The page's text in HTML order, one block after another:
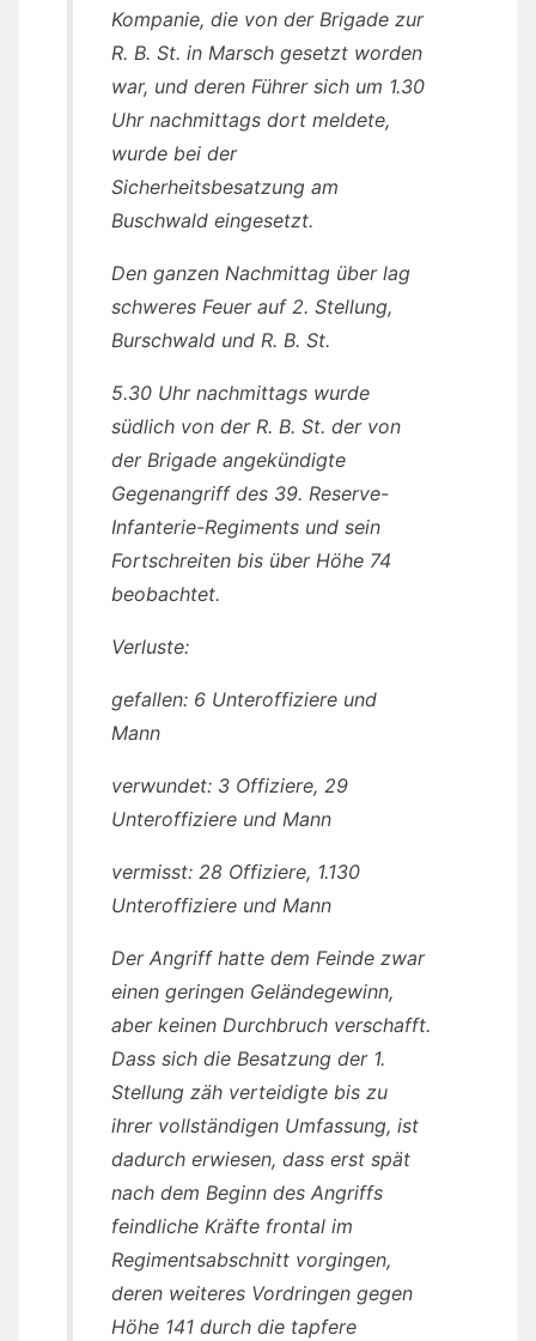
Kompanie, die von der Brigade zur
R. B. St. in Marsch gesetzt worden
war, und deren Führer sich um 1.30
Uhr nachmittags dort meldete,
wurde bei der
Sicherheitsbesatzung am
Buschwald eingesetzt.
Den ganzen Nachmittag über lag
schweres Feuer auf 2. Stellung,
Burschwald und R. B. St.
5.30 Uhr nachmittags wurde
südlich von der R. B. St. der von
der Brigade angekündigte
Gegenangriff des 39. Reserve-
Infanterie-Regiments und sein
Fortschreiten bis über Höhe 74
beobachtet.
Verluste:
gefallen: 6 Unteroffiziere und
Mann
verwundet: 3 Offiziere, 29
Unteroffiziere und Mann
vermisst: 28 Offiziere, 1.130
Unteroffiziere und Mann
Der Angriff hatte dem Feinde zwar
einen geringen Geländegewinn,
aber keinen Durchbruch verschafft.
Dass sich die Besatzung der 1.
Stellung zäh verteidigte bis zu
ihrer vollständigen Umfassung, ist
dadurch erwiesen, dass erst spät
nach dem Beginn des Angriffs
feindliche Kräfte frontal im
Regimentsabschnitt vorgingen,
deren weiteres Vordringen gegen
Höhe 141 durch die tapfere